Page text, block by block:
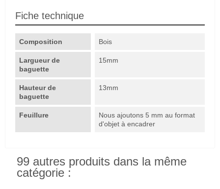
Fiche technique
Composition Bois
Largueur de
baguette
15mm
Hauteur de
baguette
13mm
Feuillure
Nous ajoutons 5 mm au format
d'objet à encadrer
99 autres produits dans la même
catégorie :